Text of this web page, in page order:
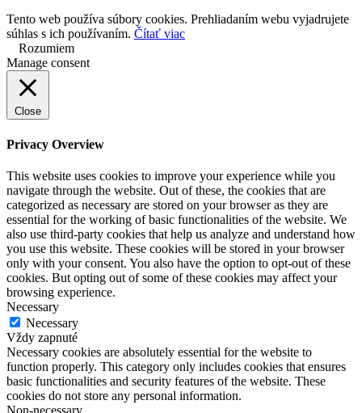
Tento web používa súbory cookies. Prehliadaním webu vyjadrujete
súhlas s ich používaním. Čítať viac
Rozumiem
Manage consent
Close
Privacy Overview
This website uses cookies to improve your experience while you
navigate through the website. Out of these, the cookies that are
categorized as necessary are stored on your browser as they are
essential for the working of basic functionalities of the website. We
also use third-party cookies that help us analyze and understand how
you use this website. These cookies will be stored in your browser
only with your consent. You also have the option to opt-out of these
cookies. But opting out of some of these cookies may affect your
browsing experience.
Necessary
Necessary
Vždy zapnuté
Necessary cookies are absolutely essential for the website to
function properly. This category only includes cookies that ensures
basic functionalities and security features of the website. These
cookies do not store any personal information.
Non-necessary